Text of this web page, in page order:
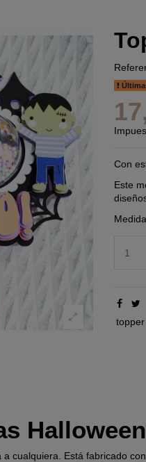
Con
Este
topper
cualquiera. Está fabricado